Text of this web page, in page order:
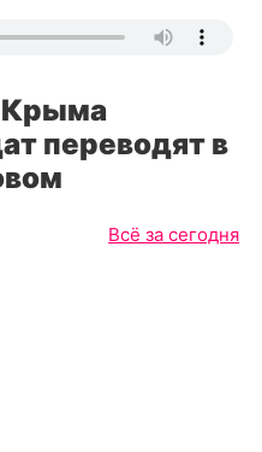
Крыма
переводят в
Всё за сегодня